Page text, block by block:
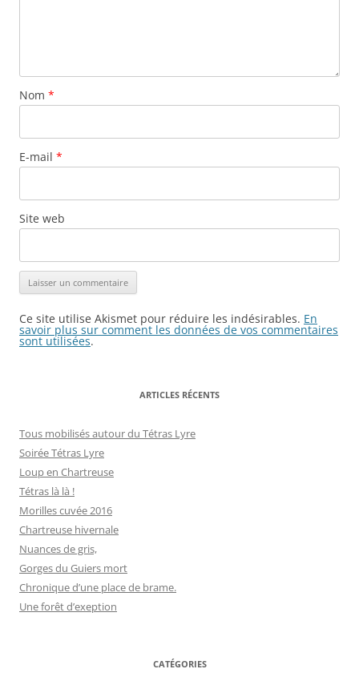
Nom *
E-mail *
Site web
Ce site utilise Akismet pour réduire les indésirables. En
savoir plus sur comment les données de vos commentaires
sont utilisées.
ARTICLES RÉCENTS
Tous mobilisés autour du Tétras Lyre
Soirée Tétras Lyre
Loup en Chartreuse
Tétras là là !
Morilles cuvée 2016
Chartreuse hivernale
Nuances de gris,
Gorges du Guiers mort
Chronique d’une place de brame.
Une forêt d’exeption
CATÉGORIES